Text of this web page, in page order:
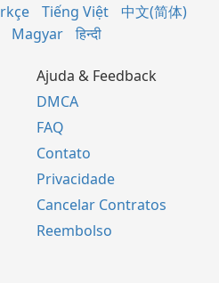
Tiếng Việt
中文(简体)
Magyar हिन्दी
Ajuda & Feedback
DMCA
FAQ
Contato
Privacidade
Cancelar Contratos
Reembolso